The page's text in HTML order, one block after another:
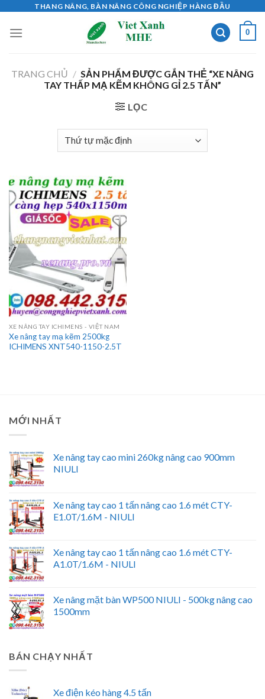
content
THANG NÂNG, BÀN NÂNG CÔNG NGHIỆP HÀNG ĐẦU
0
TRANG CHỦ / SẢN PHẨM ĐƯỢC GẮN THẺ “XE NÂNG
TAY THẤP MẠ KẼM KHÔNG GỈ 2.5 TẤN”
LỌC
XE NÂNG TAY ICHIMENS - VIỆT NAM
Xe nâng tay mạ kẽm 2500kg
ICHIMENS XNT540-1150-2.5T
MỚI NHẤT
Xe nâng tay cao mini 260kg nâng cao 900mm
NIULI
Xe nâng tay cao 1 tấn nâng cao 1.6 mét CTY-
E1.0T/1.6M - NIULI
Xe nâng tay cao 1 tấn nâng cao 1.6 mét CTY-
A1.0T/1.6M - NIULI
Xe nâng mặt bàn WP500 NIULI - 500kg nâng cao
1500mm
BÁN CHẠY NHẤT
Xe điện kéo hàng 4.5 tấn